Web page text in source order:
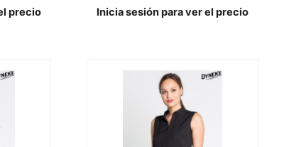
precio Inicia sesión para ver el precio